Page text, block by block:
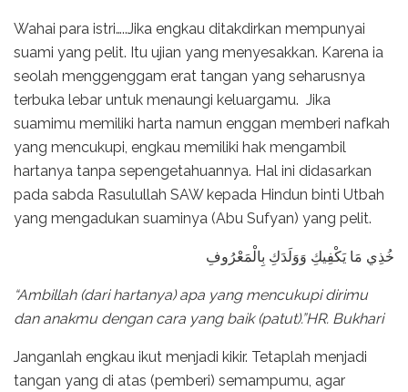
Wahai para istri…..Jika engkau ditakdirkan mempunyai
suami yang pelit. Itu ujian yang menyesakkan. Karena ia
seolah menggenggam erat tangan yang seharusnya
terbuka lebar untuk menaungi keluargamu. Jika
suamimu memiliki harta namun enggan memberi nafkah
yang mencukupi, engkau memiliki hak mengambil
hartanya tanpa sepengetahuannya. Hal ini didasarkan
pada sabda Rasulullah SAW kepada Hindun binti Utbah
yang mengadukan suaminya (Abu Sufyan) yang pelit.
خُذِي مَا يَكْفِيكِ وَوَلَدَكِ بِالْمَعْرُوفِ
“Ambillah (dari hartanya) apa yang mencukupi dirimu
dan anakmu dengan cara yang baik (patut).”HR. Bukhari
Janganlah engkau ikut menjadi kikir. Tetaplah menjadi
tangan yang di atas (pemberi) semampumu, agar